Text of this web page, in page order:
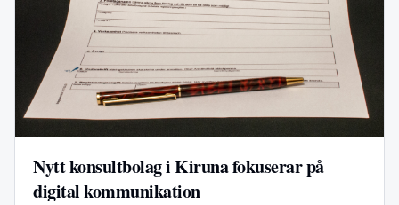
Nytt konsultbolag i Kiruna fokuserar på
digital kommunikation